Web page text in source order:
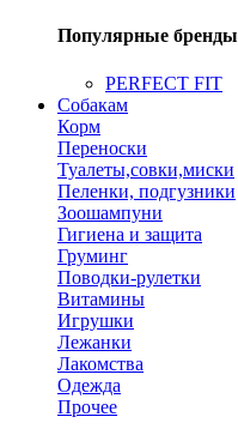
Популярные бренды
PERFECT FIT
Собакам
Корм
Переноски
Туалеты,совки,миски
Пеленки, подгузники
Зоошампуни
Гигиена и защита
Груминг
Поводки-рулетки
Витамины
Игрушки
Лежанки
Лакомства
Одежда
Прочее